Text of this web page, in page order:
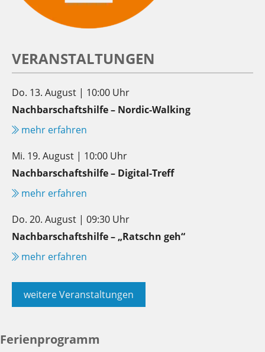
VERANSTALTUNGEN
Do. 13. August | 10:00 Uhr
Nachbarschaftshilfe – Nordic-Walking
mehr erfahren
Mi. 19. August | 10:00 Uhr
Nachbarschaftshilfe – Digital-Treff
mehr erfahren
Do. 20. August | 09:30 Uhr
Nachbarschaftshilfe – „Ratschn geh“
mehr erfahren
weitere Veranstaltungen
Ferienprogramm